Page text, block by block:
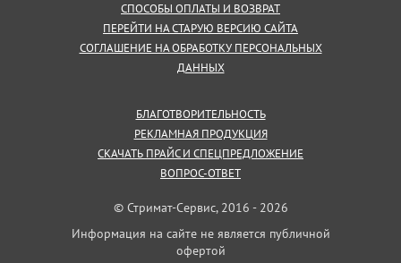
СПОСОБЫ ОПЛАТЫ И ВОЗВРАТ
ПЕРЕЙТИ НА СТАРУЮ ВЕРСИЮ САЙТА
СОГЛАШЕНИЕ НА ОБРАБОТКУ ПЕРСОНАЛЬНЫХ
ДАННЫХ
БЛАГОТВОРИТЕЛЬНОСТЬ
РЕКЛАМНАЯ ПРОДУКЦИЯ
СКАЧАТЬ ПРАЙС И СПЕЦПРЕДЛОЖЕНИЕ
ВОПРОС-ОТВЕТ
© Стримат-Сервис, 2016 - 2026
Информация на сайте не является публичной
офертой